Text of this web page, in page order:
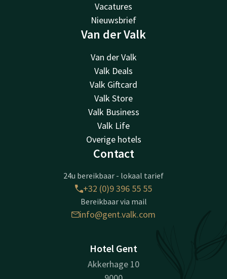
Vacatures
Nieuwsbrief
Van der Valk
Van der Valk
Valk Deals
Valk Giftcard
Valk Store
Valk Business
Valk Life
Overige hotels
Contact
24u bereikbaar - lokaal tarief
+32 (0)9 396 55 55
Bereikbaar via mail
info@gent.valk.com
Hotel Gent
Akkerhage 10